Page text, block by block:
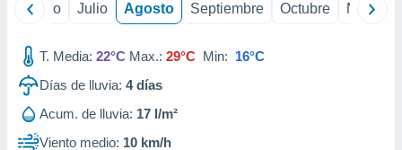
Junio Julio Agosto Septiembre Octubre
T. Media: 22°C Max.: 29°C Min: 16°C
Días de lluvia: 4días
Acum. de lluvia: 17 l/m²
Viento medio: 10 km/h